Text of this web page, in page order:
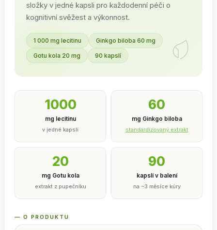
složky v jedné kapsli pro každodenní péči o
kognitivní svěžest a výkonnost.
1 000 mg lecitinu Ginkgo biloba 60 mg
Gotu kola 20 mg 90 kapslí
1000
mg lecitinu
v jedné kapsli
60
mg Ginkgo biloba
standardizovaný extrakt
20
mg Gotu kola
extrakt z pupečníku
90
kapslí v balení
na ~3 měsíce kúry
— O PRODUKTU